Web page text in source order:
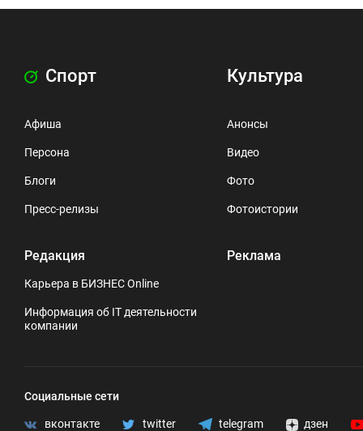
Спорт
Афиша
Персона
Блоги
Пресс-релизы
Редакция
Карьера в БИЗНЕС Online
Информация об IT деятельности
компании
Культура
Анонсы
Видео
Фото
Фотоистории
Реклама
Социальные сети
вконтакте twitter telegram дзен